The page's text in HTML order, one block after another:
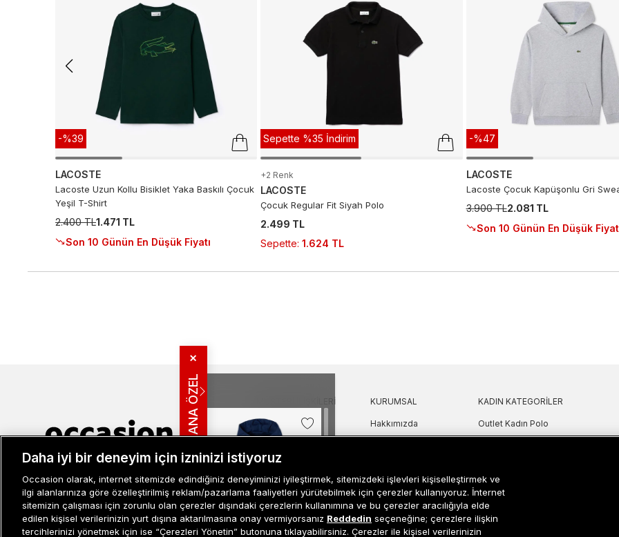
-%39
LACOSTE
Lacoste Uzun Kollu Bisiklet Yaka Baskılı Çocuk
Yeşil T-Shirt
2.400 TL1.471 TL
Son 10 Günün En Düşük Fiyatı
Sepette %35 İndirim
+2 Renk
LACOSTE
Çocuk Regular Fit Siyah Polo
2.499 TL
Sepette: 1.624 TL
-%47
LACOSTE
Lacoste Çocuk Kapüşonlu Gri
3.900 TL2.081 TL
Son 10 Günün En Düşük
Müşteri İlişkileri 0 850 800 01 20
MÜŞTERI İLIŞKILERI
Bize Ulaşın
Sıkça Sorulan Sorular
İade ve İptal Politikası
Kullanım Şartları
Aydınlatma Metni
Site Haritası
KURUMSAL
Hakkımızda
Mağazalarımız
Çerez Ayarları
KADIN KATEGORILER
Outlet Kadın Polo
Outlet Kadın T-Shirt & Bluz
Outlet Kadın Elbise
Outlet Kadın Yelek
Outlet Kadın Mont & Ceket
Daha iyi bir deneyim için izninizi istiyoruz
Occasion olarak, internet sitemizde edindiğiniz deneyiminizi iyileştirmek, sitemizdeki işlevleri kişiselleştirmek ve
ilgi alanlarınıza göre özelleştirilmiş reklam/pazarlama faaliyetleri yürütebilmek için çerezler kullanıyoruz. İnternet
sitemizin çalışması için zorunlu olan çerezler dışındaki çerezlerin kullanımına ve bu çerezler aracılığıyla elde
edilen kişisel verilerinizin yurt dışına aktarılmasına onay vermiyorsanız Reddedin seçeneğine; çerezlere ilişkin
tercihlerinizi yönetmek için ise “Çerezleri Yönetin” butonuna tıklayabilirsiniz. Çerezler ile kişisel verilerinizin
SANA ÖZEL
✕
-%20